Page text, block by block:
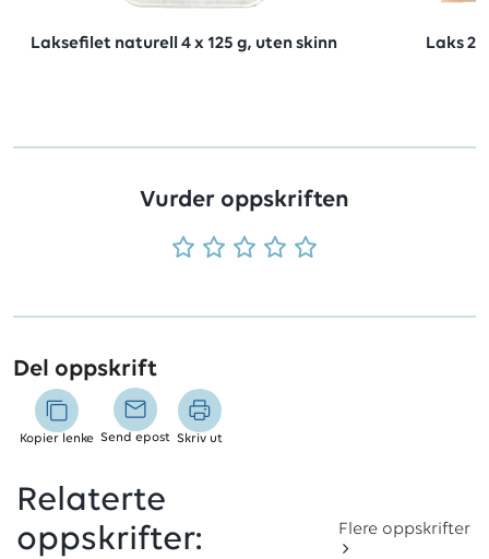
Laksefilet naturell 4 x 125 g, uten skinn Laks
Vurder oppskriften
Del oppskrift
Kopier lenke Send epost Skriv ut
Relaterte
oppskrifter:
Flere oppskrifter